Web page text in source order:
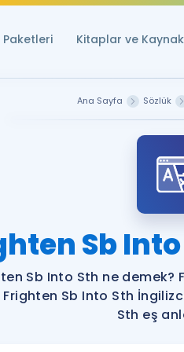
Paketleri Kitaplar ve
Ana Sayfa Sözlük
Sb
Sb Into Sth ne demek?
Sb Into Sth
Sth eş